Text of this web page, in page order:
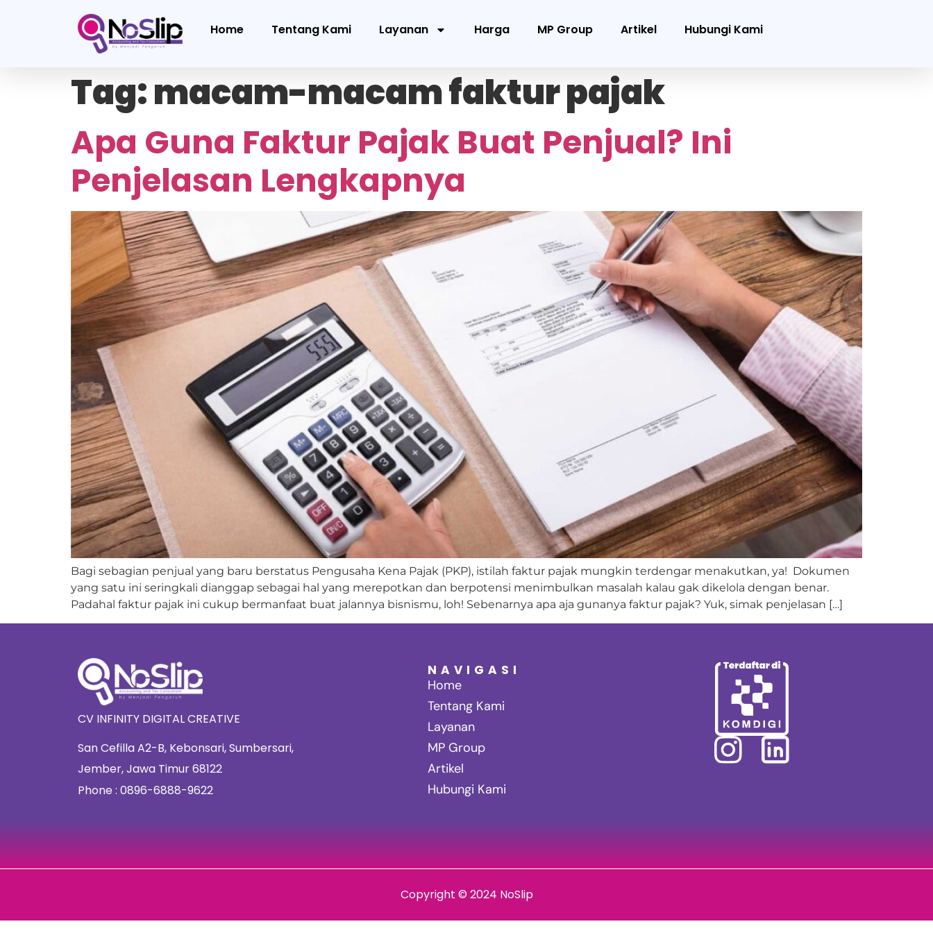
Home Tentang Kami Layanan Harga MP Group Artikel Hubungi Kami
Tag:macam-macam faktur pajak
Apa Guna Faktur Pajak Buat Penjual? Ini
Penjelasan Lengkapnya
Bagi sebagian penjual yang baru berstatus Pengusaha Kena Pajak (PKP), istilah faktur pajak mungkin terdengar menakutkan, ya! Dokumen
yang satu ini seringkali dianggap sebagai hal yang merepotkan dan berpotensi menimbulkan masalah kalau gak dikelola dengan benar.
Padahal faktur pajak ini cukup bermanfaat buat jalannya bisnismu, loh! Sebenarnya apa aja gunanya faktur pajak? Yuk, simak penjelasan […]
CV INFINITY DIGITAL CREATIVE
San Cefilla A2-B, Kebonsari, Sumbersari,
Jember, Jawa Timur 68122
Phone : 0896-6888-9622
NAVIGASI
Home
Tentang Kami
Layanan
MP Group
Artikel
Hubungi Kami
Copyright © 2024 NoSlip